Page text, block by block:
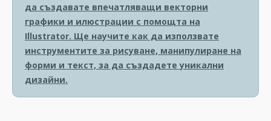
да създавате впечатляващи векторни
графики и илюстрации с помощта на
Illustrator. Ще научите как да използвате
инструментите за рисуване, манипулиране на
форми и текст, за да създадете уникални
дизайни.